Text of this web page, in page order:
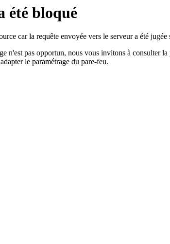
été bloqué
car la requête envoyée vers le serveur a été jugée
n'est pas opportun, nous vous invitons à consulter la
le paramétrage du pare-feu.